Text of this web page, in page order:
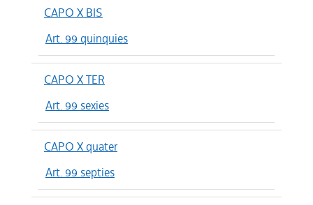
CAPO X BIS
Art. 99 quinquies
CAPO X TER
Art. 99 sexies
CAPO X quater
Art. 99 septies